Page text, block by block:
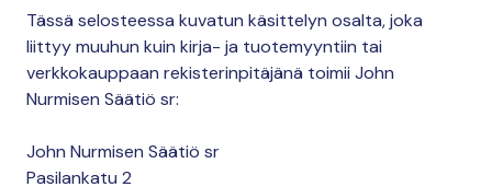
Tässä selosteessa kuvatun käsittelyn osalta, joka
liittyy muuhun kuin kirja- ja tuotemyyntiin tai
verkkokauppaan rekisterinpitäjänä toimii John
Nurmisen Säätiö sr:
John Nurmisen Säätiö sr
Pasilankatu 2